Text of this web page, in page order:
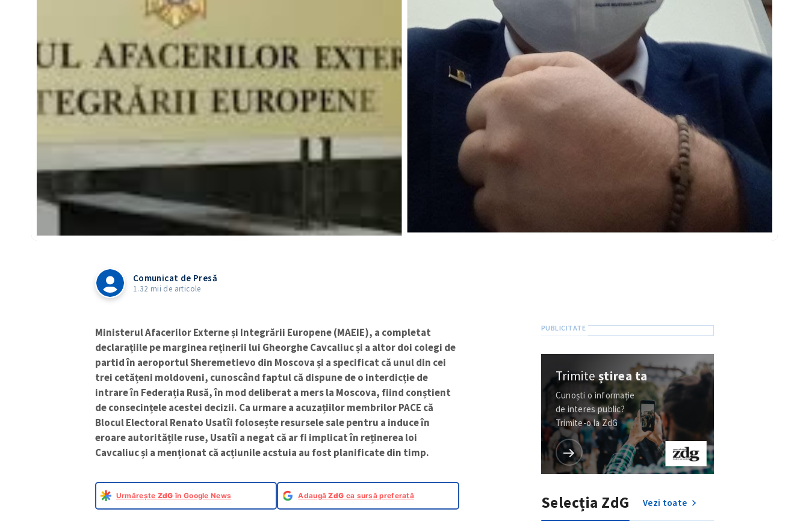
Comunicat de Presă
1.32 mii de articole
Ministerul Afacerilor Externe și Integrării Europene (MAEIE), a completat
declarațiile pe marginea reținerii lui Gheorghe Cavcaliuc și a altor doi colegi de
partid în aeroportul Sheremetievo din Moscova și a specificat că unul din cei
trei cetățeni moldoveni, cunoscând faptul că dispune de o interdicție de
intrare în Federația Rusă, în mod deliberat a mers la Moscova, fiind conștient
de consecințele acestei decizii. Ca urmare a acuzațiilor membrilor PACE că
Blocul Electoral Renato Usatîi folosește resursele sale pentru a induce în
eroare autoritățile ruse, Usatîi a negat că ar fi implicat în reținerea loi
Cavcaliuc și a menționat că acțiunile acstuia au fost planificate din timp.
Urmărește ZdG în Google News AdaugăZdG ca sursă preferată
Trimiteștirea ta
Cunoști o informație
de interes public?
Trimite-o la ZdG
Selecția ZdG Vezi toate